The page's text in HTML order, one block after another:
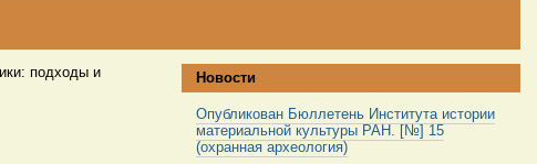
подходы и
Новости
Опубликован Бюллетень Института истории
материальной культуры РАН. [№] 15
(охранная археология)